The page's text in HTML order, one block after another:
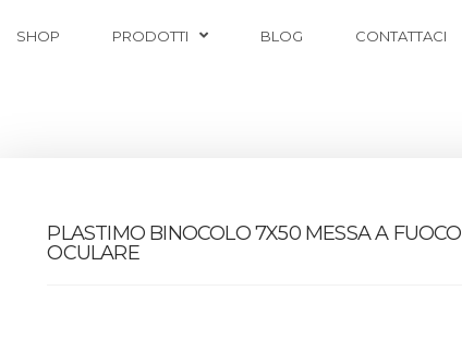
SHOP PRODOTTI BLOG CONTATTACI
PLASTIMO BINOCOLO 7X50 MESSA A FUOCO
OCULARE